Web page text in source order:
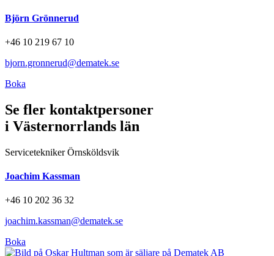
Björn Grönnerud
+46 10 219 67 10
bjorn.gronnerud@dematek.se
Boka
Se fler kontaktpersoner
i Västernorrlands län
Servicetekniker Örnsköldsvik
Joachim Kassman
+46 10 202 36 32
joachim.kassman@dematek.se
Boka